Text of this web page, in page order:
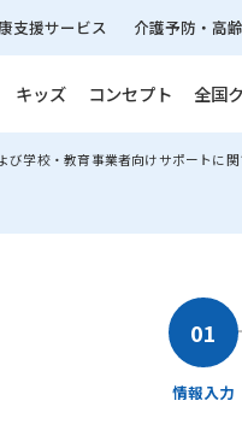
支援サービス 介護予防・高
キッズ コンセプト 全国
び学校・教育事業者向けサポートに
情報入力